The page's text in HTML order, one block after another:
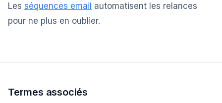
Les séquences email automatisent les relances
pour ne plus en oublier.
Termes associés